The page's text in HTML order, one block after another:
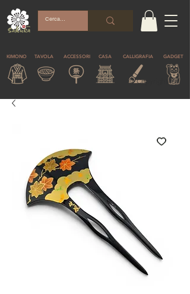
KIMONO TAVOLA ACCESSORI CASA CALLIGRAFIA GADGET
© Copyright